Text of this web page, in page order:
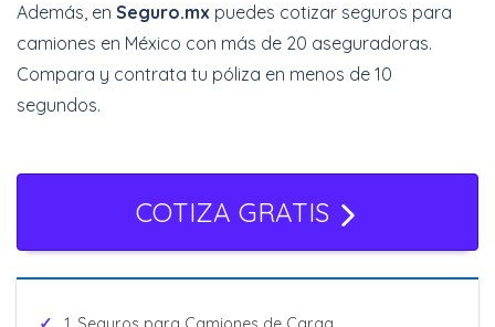
Cotizar Ahora
Además, en Seguro.mx puedes cotizar seguros para
camiones en México con más de 20 aseguradoras.
Compara y contrata tu póliza en menos de 10
segundos.
COTIZA GRATIS